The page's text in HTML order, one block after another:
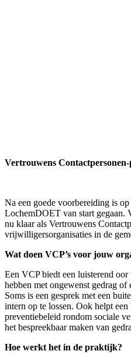
Vertrouwens
Na een goede voorbereiding is
LochemDOET van start gegaan.
nu klaar als Vertrouwens
vrijwilligersorganisaties in de
Wat doen VCP’s voor jouw
Een VCP biedt een luisterend
hebben met ongewenst gedrag of
Soms is een gesprek met een
intern op te lossen. Ook helpt
preventiebeleid rondom sociale
het bespreekbaar maken van
Hoe werkt het in de praktijk?